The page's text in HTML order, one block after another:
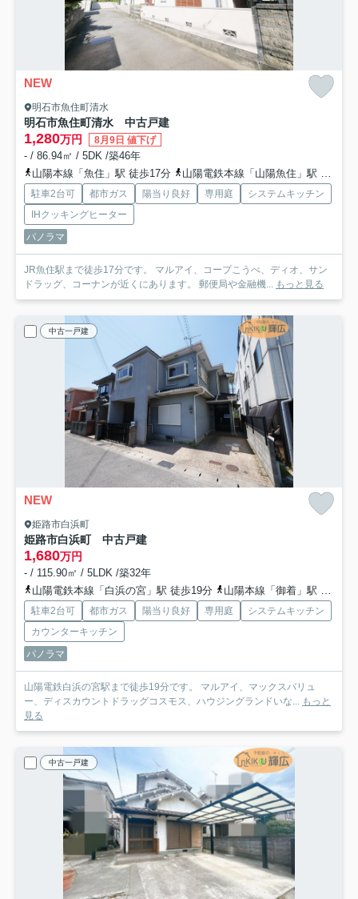
NEW
明石市魚住町清水
明石市魚住町清水 中古戸建
1,280万円 8月9日 値下げ
- / 86.94㎡ / 5DK /築46年
山陽本線「魚住」駅 徒歩17分
山陽電鉄本線「山陽魚住」駅 徒歩30分
駐車2台可 都市ガス 陽当り良好 専用庭
システムキッチン
IHクッキングヒーター
パノラマ
JR魚住駅まで徒歩17分です。 マルアイ、コープこうべ、ディオ、サン
ドラッグ、コーナンが近くにあります。 郵便局や金融機... もっと見る
中古一戸建
NEW
姫路市白浜町
姫路市白浜町 中古戸建
1,680万円
- / 115.90㎡ / 5LDK /築32年
山陽電鉄本線「白浜の宮」駅 徒歩19分
山陽本線「御着」駅 徒歩45分
駐車2台可 都市ガス 陽当り良好 専用庭
システムキッチン
カウンターキッチン
パノラマ
山陽電鉄白浜の宮駅まで徒歩19分です。 マルアイ、マックスバリュ
ー、ディスカウントドラッグコスモス、ハウジングランドいな... もっと
見る
中古一戸建